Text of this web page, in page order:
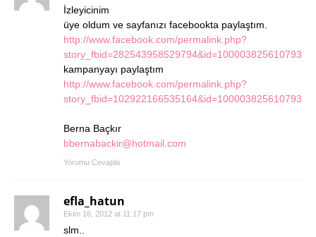
İzleyicinim
üye oldum ve sayfanızı facebookta paylaştım.
http://www.facebook.com/permalink.php?
story_fbid=282543958529794&id=100003825610793
kampanyayı paylaştım
http://www.facebook.com/permalink.php?
story_fbid=102922166535164&id=100003825610793
Berna Baçkır
bbernabackir@hotmail.com
Yorumu Cevapla
efla_hatun
Ekim 16, 2012 at 11:17 pm
slm..